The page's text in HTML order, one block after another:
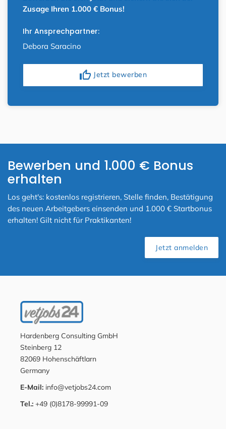
Zusage Ihren 1.000 € Bonus!
Ihr Ansprechpartner:
Debora Saracino
thumb_up Jetzt bewerben
Bewerben und 1.000 € Bonus
erhalten
Los geht's: kostenlos registrieren, Stelle finden, Bestätigung
des neuen Arbeitgebers einsenden und 1.000 € Startbonus
erhalten! Gilt nicht für Praktikanten!
Jetzt anmelden
Hardenberg Consulting GmbH
Steinberg 12
82069 Hohenschäftlarn
Germany
E-Mail: info@vetjobs24.com
Tel.: +49 (0)8178-99991-09